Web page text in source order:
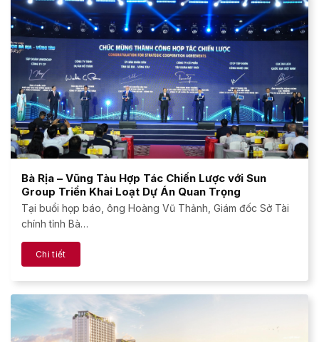
Bà Rịa – Vũng Tàu Hợp Tác Chiến Lược với Sun
Group Triển Khai Loạt Dự Án Quan Trọng
Tại buổi họp báo, ông Hoàng Vũ Thảnh, Giám đốc Sở Tài
chính tỉnh Bà…
Chi tiết